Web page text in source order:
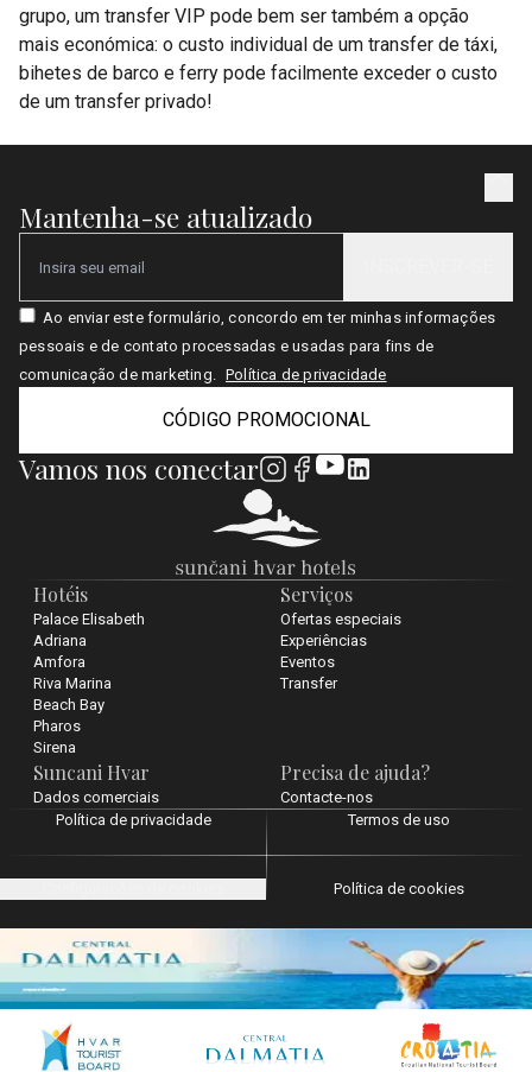
grupo, um transfer VIP pode bem ser também a opção
mais económica: o custo individual de um transfer de táxi,
bihetes de barco e ferry pode facilmente exceder o custo
de um transfer privado!
Hotéis
Palace Elisabeth
Adriana
Amfora
Riva Marina
Beach Bay
Pharos
Sirena
Serviços
Ofertas especiais
Experiências
Eventos
Transfer
Suncani Hvar
Dados comerciais
Precisa de ajuda?
Contacte-nos
Mantenha-se atualizado
Email
Ao enviar este formulário, concordo em ter minhas informações
pessoais e de contato processadas e usadas para fins de
comunicação de marketing. Política de privacidade
CÓDIGO PROMOCIONAL
Vamos nos conectar
Política de privacidade Termos de uso
Política de cookies